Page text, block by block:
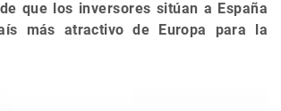
que los inversores sitúan a España
más atractivo de Europa para la